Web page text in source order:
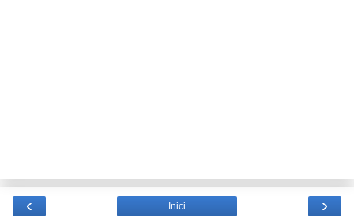
‹ ›
Inici